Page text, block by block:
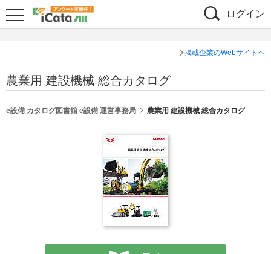
ログイン
掲載企業のWebサイトへ
農業用 建設機械 総合カタログ
e設備 カタログ図書館 e設備 運営事務局 農業用 建設機械 総合カタログ